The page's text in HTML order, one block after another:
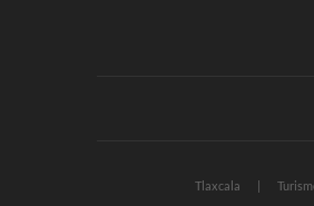
Tlaxcala